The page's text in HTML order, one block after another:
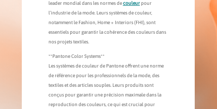
leader mondial dans les normes decouleurpour
l’industrie de la mode. Leurs systèmes de couleur,
notamment le Fashion, Home + Interiors (FHI), sont
essentiels pour garantir la cohérence des couleurs dans
nos projets textiles.
**Pantone Color Systems**
Les systèmes de couleur de Pantone offrent une norme
de référence pour les professionnels de la mode, des
textiles et des articles souples. Leurs produits sont
conçus pour garantir une précision maximale dans la
reproduction des couleurs, ce qui est crucial pour